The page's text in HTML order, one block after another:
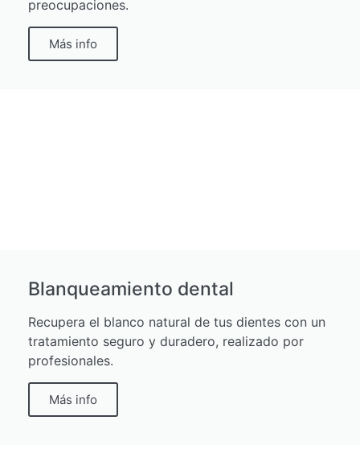
preocupaciones.
Más info
Blanqueamiento dental
Recupera el blanco natural de tus dientes con un
tratamiento seguro y duradero, realizado por
profesionales.
Más info